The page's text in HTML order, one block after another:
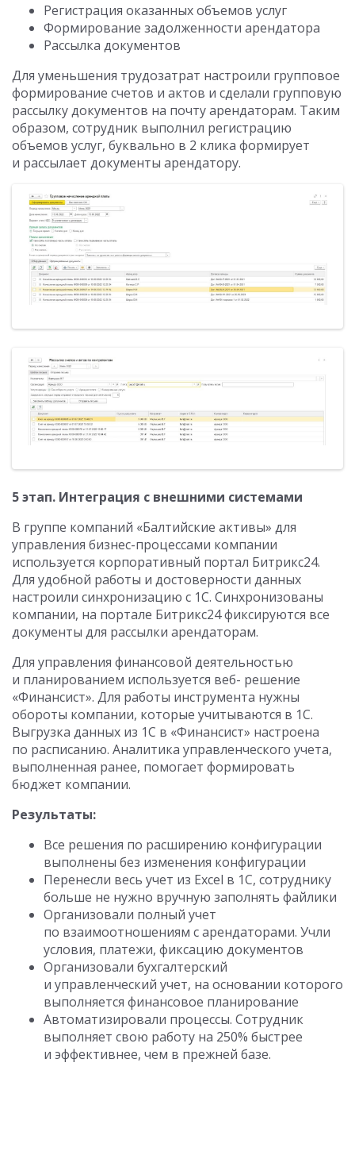
Регистрация оказанных объемов услуг
Формирование задолженности арендатора
Рассылка документов
Для уменьшения трудозатрат настроили групповое
формирование счетов и актов и сделали групповую
рассылку документов на почту арендаторам. Таким
образом, сотрудник выполнил регистрацию
объемов услуг, буквально в 2 клика формирует
и рассылает документы арендатору.
5 этап. Интеграция с внешними системами
В группе компаний «Балтийские активы» для
управления бизнес-процессами компании
используется корпоративный портал Битрикс24.
Для удобной работы и достоверности данных
настроили синхронизацию с 1С. Синхронизованы
компании, на портале Битрикс24 фиксируются все
документы для рассылки арендаторам.
Для управления финансовой деятельностью
и планированием используется веб- решение
«Финансист». Для работы инструмента нужны
обороты компании, которые учитываются в 1С.
Выгрузка данных из 1С в «Финансист» настроена
по расписанию. Аналитика управленческого учета,
выполненная ранее, помогает формировать
бюджет компании.
Результаты:
Все решения по расширению конфигурации
выполнены без изменения конфигурации
Перенесли весь учет из Excel в 1С, сотруднику
больше не нужно вручную заполнять файлики
Организовали полный учет
по взаимоотношениям с арендаторами. Учли
условия, платежи, фиксацию документов
Организовали бухгалтерский
и управленческий учет, на основании которого
выполняется финансовое планирование
Автоматизировали процессы. Сотрудник
выполняет свою работу на 250% быстрее
и эффективнее, чем в прежней базе.